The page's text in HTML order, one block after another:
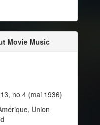
Movie Music
no 4 (mai 1936)
Union